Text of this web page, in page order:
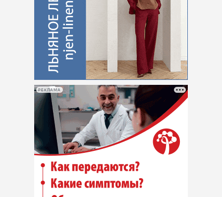
РЕКЛАМА